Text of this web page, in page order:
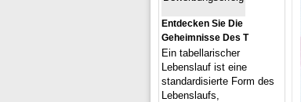
Entdecken Sie Die
Geheimnisse Des T
Ein tabellarischer
Lebenslauf ist eine
standardisierte Form des
Lebenslaufs,